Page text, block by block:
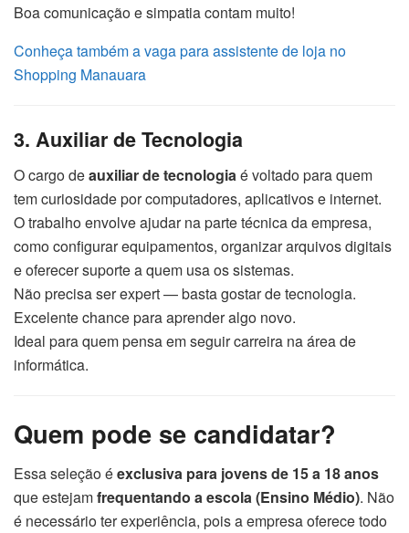
Boa comunicação e simpatia contam muito!
Conheça também a vaga para assistente de loja no
Shopping Manauara
3. Auxiliar de Tecnologia
O cargo deauxiliar de tecnologiaé voltado para quem
tem curiosidade por computadores, aplicativos e internet.
O trabalho envolve ajudar na parte técnica da empresa,
como configurar equipamentos, organizar arquivos digitais
e oferecer suporte a quem usa os sistemas.
Não precisa ser expert — basta gostar de tecnologia.
Excelente chance para aprender algo novo.
Ideal para quem pensa em seguir carreira na área de
informática.
Quem pode se candidatar?
Essa seleção éexclusiva para jovens de 15 a 18 anos
que estejamfrequentando a escola (Ensino Médio). Não
é necessário ter experiência, pois a empresa oferece todo